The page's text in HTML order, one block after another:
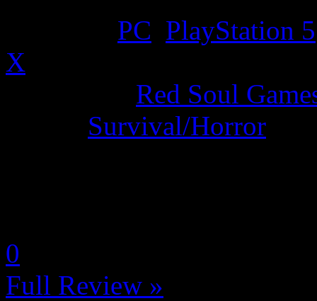
PC PlayStation 5
X
Red Soul
Survival/Horror
0
Full Review »